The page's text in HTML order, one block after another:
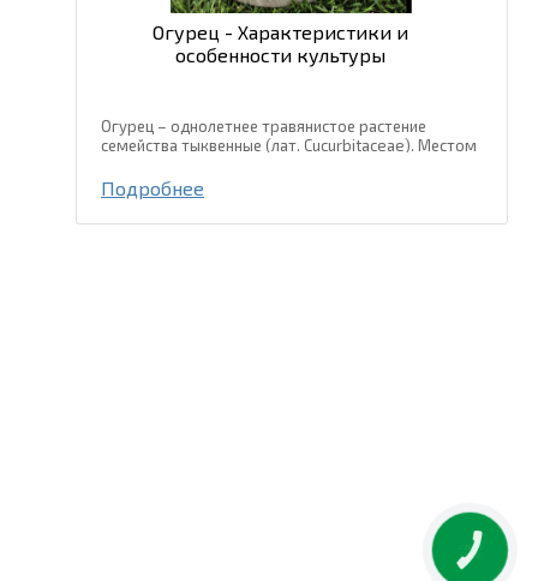
Огурец - Характеристики и
особенности культуры
Огурец – однолетнее травянистое растение
семейства тыквенные (лат. Cucurbitaceae). Местом
субтропические регионы Юго-Восточной Азии, где
и сейчас встречаются дикорастущие...
Подробнее
КНОПКА
ЗВ'ЯЗКУ